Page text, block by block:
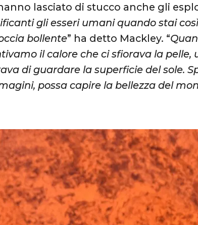
lasciato di stucco anche gli
gli esseri umani quando stai
bollente” ha detto Mackley. “
il calore che ci sfiorava la pelle,
di guardare la superficie del sole.
possa capire la bellezza del